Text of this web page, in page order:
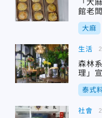
「大
館老
捕
大麻
生活
森林
理」
落幕
泰式
社會